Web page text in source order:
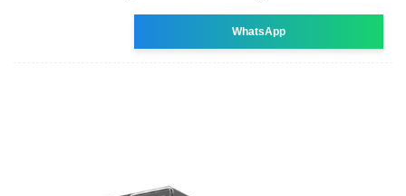
WhatsApp